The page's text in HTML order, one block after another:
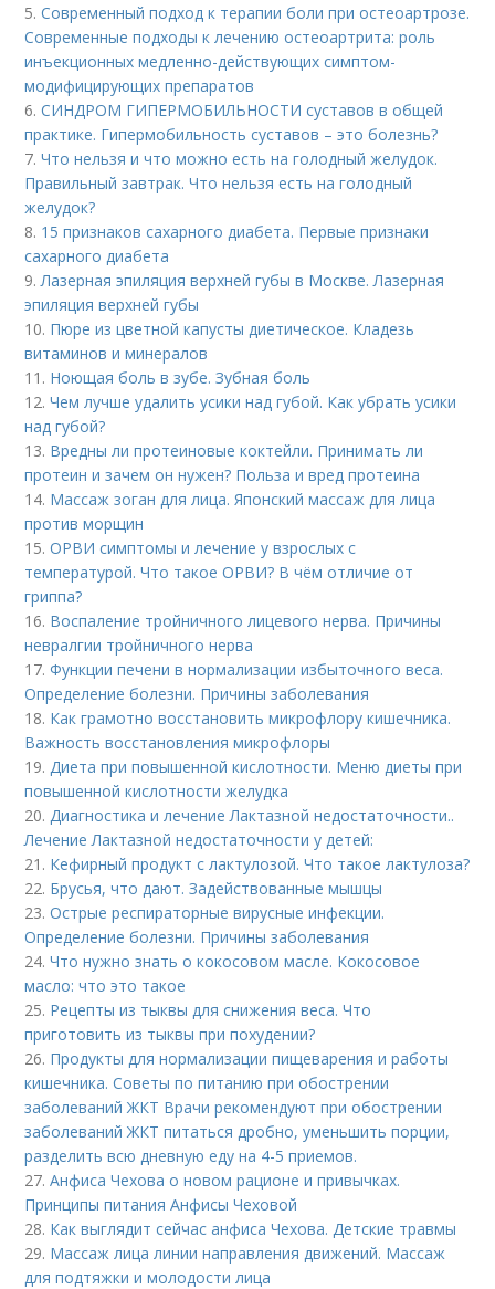
5.Современный подход к терапии боли при остеоартрозе.
Современные подходы к лечению остеоартрита: роль
инъекционных медленно-действующих симптом-
модифицирующих препаратов
6.СИНДРОМ ГИПЕРМОБИЛЬНОСТИ суставов в общей
практике. Гипермобильность суставов – это болезнь?
7.Что нельзя и что можно есть на голодный желудок.
Правильный завтрак. Что нельзя есть на голодный
желудок?
8. 15 признаков сахарного диабета. Первые признаки
сахарного диабета
9.Лазерная эпиляция верхней губы в Москве. Лазерная
эпиляция верхней губы
10. Пюре из цветной капусты диетическое. Кладезь
витаминов и минералов
11. Ноющая боль в зубе. Зубная боль
12.Чем лучше удалить усики над губой. Как убрать усики
над губой?
13. Вредны ли протеиновые коктейли. Принимать ли
протеин и зачем он нужен? Польза и вред протеина
14. Массаж зоган для лица. Японский массаж для лица
против морщин
15.ОРВИ симптомы и лечение у взрослых с
температурой. Что такое ОРВИ? В чём отличие от
гриппа?
16. Воспаление тройничного лицевого нерва. Причины
невралгии тройничного нерва
17.Функции печени в нормализации избыточного веса.
Определение болезни. Причины заболевания
18. Как грамотно восстановить микрофлору кишечника.
Важность восстановления микрофлоры
19.Диета при повышенной кислотности. Меню диеты при
повышенной кислотности желудка
20.Диагностика и лечение Лактазной недостаточности..
Лечение Лактазной недостаточности у детей:
21. Кефирный продукт с лактулозой. Что такое лактулоза?
22. Брусья, что дают. Задействованные мышцы
23.Острые респираторные вирусные инфекции.
Определение болезни. Причины заболевания
24.Что нужно знать о кокосовом масле. Кокосовое
масло: что это такое
25. Рецепты из тыквы для снижения веса. Что
приготовить из тыквы при похудении?
26. Продукты для нормализации пищеварения и работы
кишечника. Советы по питанию при обострении
заболеваний ЖКТ Врачи рекомендуют при обострении
заболеваний ЖКТ питаться дробно, уменьшить порции,
разделить всю дневную еду на 4-5 приемов.
27.Анфиса Чехова о новом рационе и привычках.
Принципы питания Анфисы Чеховой
28. Как выглядит сейчас анфиса Чехова. Детские травмы
29. Массаж лица линии направления движений. Массаж
для подтяжки и молодости лица